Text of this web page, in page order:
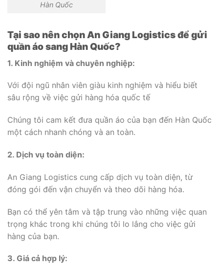
Hàn Quốc
Tại sao nên chọn An Giang Logistics đểgửi
quần áo sang Hàn Quốc?
1. Kinh nghiệm và chuyên nghiệp:
Với đội ngũ nhân viên giàu kinh nghiệm và hiểu biết
sâu rộng về việc gửi hàng hóa quốc tế
Chúng tôi cam kết đưa quần áo của bạn đến Hàn Quốc
một cách nhanh chóng và an toàn.
2. Dịch vụ toàn diện:
An Giang Logistics cung cấp dịch vụ toàn diện, từ
đóng gói đến vận chuyển và theo dõi hàng hóa.
Bạn có thể yên tâm và tập trung vào những việc quan
trọng khác trong khi chúng tôi lo lắng cho việc gửi
hàng của bạn.
3. Giá cả hợp lý: